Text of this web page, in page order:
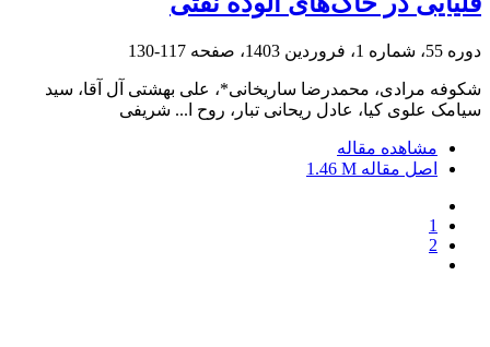
دوره 55، شماره 1، فروردین 1403، صفحه 117-130
شکوفه مرادی، محمدرضا ساریخانی*، علی بهشتی آل آقا، سید
سیامک علوی کیا، عادل ریحانی تبار، روح ا... شریفی
مشاهده مقاله
اصل مقاله 1.46 M
1
2